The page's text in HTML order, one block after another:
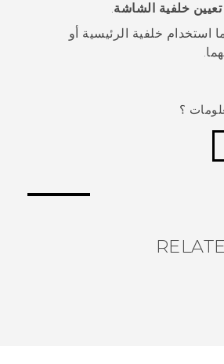
تعيين خلفية الشاشة.
استخدام خلفية
الرئيسية أو
؟